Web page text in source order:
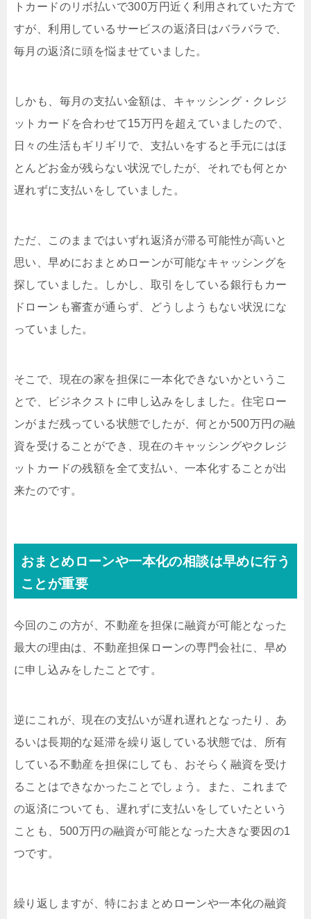
トカードのリボ払いで300万円近く利用されていた方で
すが、利用しているサービスの返済日はバラバラで、
毎月の返済に頭を悩ませていました。
しかも、毎月の支払い金額は、キャッシング・クレジ
ットカードを合わせて15万円を超えていましたので、
日々の生活もギリギリで、支払いをすると手元にはほ
とんどお金が残らない状況でしたが、それでも何とか
遅れずに支払いをしていました。
ただ、このままではいずれ返済が滞る可能性が高いと
思い、早めにおまとめローンが可能なキャッシングを
探していました。しかし、取引をしている銀行もカー
ドローンも審査が通らず、どうしようもない状況にな
っていました。
そこで、現在の家を担保に一本化できないかというこ
とで、ビジネクストに申し込みをしました。住宅ロー
ンがまだ残っている状態でしたが、何とか500万円の融
資を受けることができ、現在のキャッシングやクレジ
ットカードの残額を全て支払い、一本化することが出
来たのです。
おまとめローンや一本化の相談は早めに行う
ことが重要
今回のこの方が、不動産を担保に融資が可能となった
最大の理由は、不動産担保ローンの専門会社に、早め
に申し込みをしたことです。
逆にこれが、現在の支払いが遅れ遅れとなったり、あ
るいは長期的な延滞を繰り返している状態では、所有
している不動産を担保にしても、おそらく融資を受け
ることはできなかったことでしょう。また、これまで
の返済についても、遅れずに支払いをしていたという
ことも、500万円の融資が可能となった大きな要因の1
つです。
繰り返しますが、特におまとめローンや一本化の融資